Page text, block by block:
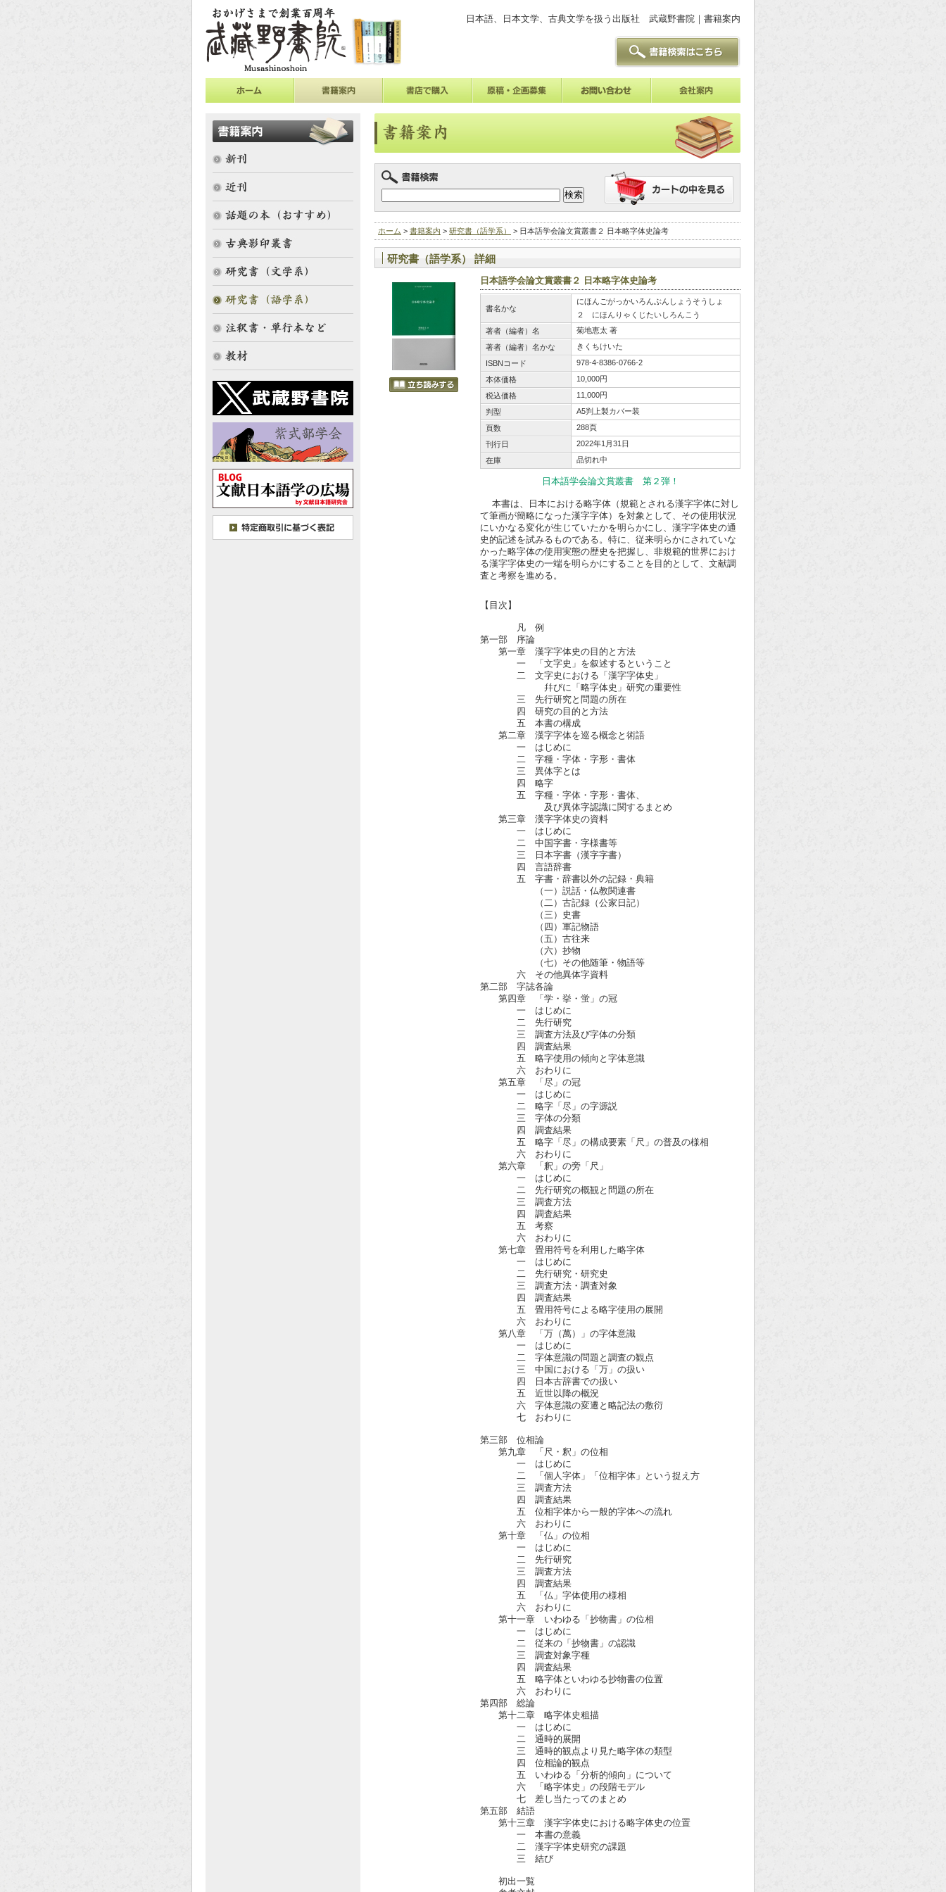
日本語、日本文学、古典文学を扱う出版社 武蔵野書院｜書籍案内
ホーム > 書籍案内 > 研究書（語学系） > 日本語学会論文賞叢書２ 日本略字体史論考
研究書（語学系） 詳細
日本語学会論文賞叢書２ 日本略字体史論考
書名かな
にほんごがっかいろんぶんしょうそうしょ
２ にほんりゃくじたいしろんこう
著者（編者）名
菊地恵太 著
著者（編者）名かな
きくちけいた
ISBNコード
978-4-8386-0766-2
本体価格
10,000円
税込価格
11,000円
判型
A5判上製カバー装
頁数
288頁
刊行日
2022年1月31日
在庫
品切れ中
日本語学会論文賞叢書 第２弾！
本書は、日本における略字体（規範とされる漢字字体に対し
て筆画が簡略になった漢字字体）を対象として、その使用状況
にいかなる変化が生じていたかを明らかにし、漢字字体史の通
史的記述を試みるものである。特に、従来明らかにされていな
かった略字体の使用実態の歴史を把握し、非規範的世界におけ
る漢字字体史の一端を明らかにすることを目的として、文献調
査と考察を進める。
【目次】
凡 例
第一部 序論
第一章 漢字字体史の目的と方法
一 「文字史」を叙述するということ
二 文字史における「漢字字体史」
幷びに「略字体史」研究の重要性
三 先行研究と問題の所在
四 研究の目的と方法
五 本書の構成
第二章 漢字字体を巡る概念と術語
一 はじめに
二 字種・字体・字形・書体
三 異体字とは
四 略字
五 字種・字体・字形・書体、
及び異体字認識に関するまとめ
第三章 漢字字体史の資料
一 はじめに
二 中国字書・字様書等
三 日本字書（漢字字書）
四 言語辞書
五 字書・辞書以外の記録・典籍
（一）説話・仏教関連書
（二）古記録（公家日記）
（三）史書
（四）軍記物語
（五）古往来
（六）抄物
（七）その他随筆・物語等
六 その他異体字資料
第二部 字誌各論
第四章 「学・挙・蛍」の冠
一 はじめに
二 先行研究
三 調査方法及び字体の分類
四 調査結果
五 略字使用の傾向と字体意識
六 おわりに
第五章 「尽」の冠
一 はじめに
二 略字「尽」の字源説
三 字体の分類
四 調査結果
五 略字「尽」の構成要素「尺」の普及の様相
六 おわりに
第六章 「釈」の旁「尺」
一 はじめに
二 先行研究の概観と問題の所在
三 調査方法
四 調査結果
五 考察
六 おわりに
第七章 畳用符号を利用した略字体
一 はじめに
二 先行研究・研究史
三 調査方法・調査対象
四 調査結果
五 畳用符号による略字使用の展開
六 おわりに
第八章 「万（萬）」の字体意識
一 はじめに
二 字体意識の問題と調査の観点
三 中国における「万」の扱い
四 日本古辞書での扱い
五 近世以降の概況
六 字体意識の変遷と略記法の敷衍
七 おわりに
第三部 位相論
第九章 「尺・釈」の位相
一 はじめに
二 「個人字体」「位相字体」という捉え方
三 調査方法
四 調査結果
五 位相字体から一般的字体への流れ
六 おわりに
第十章 「仏」の位相
一 はじめに
二 先行研究
三 調査方法
四 調査結果
五 「仏」字体使用の様相
六 おわりに
第十一章 いわゆる「抄物書」の位相
一 はじめに
二 従来の「抄物書」の認識
三 調査対象字種
四 調査結果
五 略字体といわゆる抄物書の位置
六 おわりに
第四部 総論
第十二章 略字体史粗描
一 はじめに
二 通時的展開
三 通時的観点より見た略字体の類型
四 位相論的観点
五 いわゆる「分析的傾向」について
六 「略字体史」の段階モデル
七 差し当たってのまとめ
第五部 結語
第十三章 漢字字体史における略字体史の位置
一 本書の意義
二 漢字字体史研究の課題
三 結び
初出一覧